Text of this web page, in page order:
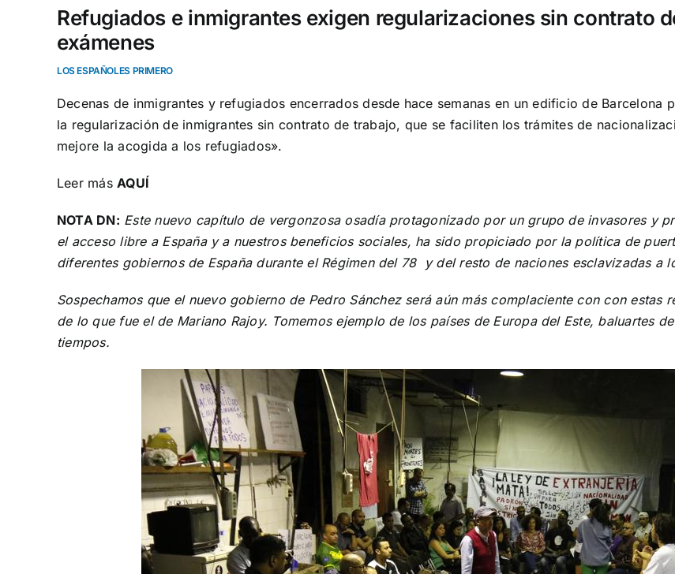
Refugiados e inmigrantes exigen regularizaciones sin contrato
exámenes
LOS ESPAÑOLES PRIMERO
Decenas de inmigrantes y refugiados encerrados desde hace semanas en un edificio de Barcelona
la regularización de inmigrantes sin contrato de trabajo, que se faciliten los trámites de
mejore la acogida a los refugiados».
Leer másAQUÍ
NOTA DN: Este nuevo capítulo de vergonzosa osadía protagonizado por un grupo de invasores y
el acceso libre a España y a nuestros beneficios sociales, ha sido propiciado por la política de
diferentes gobiernos de España durante el Régimen del 78 y del resto de naciones esclavizadas a
Sospechamos que el nuevo gobierno de Pedro Sánchez será aún más complaciente con con
de lo que fue el de Mariano Rajoy. Tomemos ejemplo de los países de Europa del Este, baluartes
tiempos.